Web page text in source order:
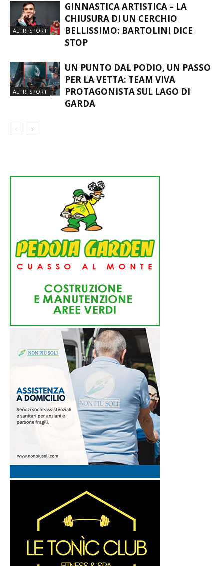
ALTRI SPORT
GINNASTICA ARTISTICA – LA
CHIUSURA DI UN CERCHIO
BELLISSIMO: BARTOLINI DICE
STOP
ALTRI SPORT
UN PUNTO DAL PODIO, UN PASSO
PER LA VETTA: TEAM VIVA
PROTAGONISTA SUL LAGO DI
GARDA